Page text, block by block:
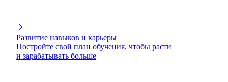
Развитие навыков и карьеры
Постройте свой план обучения, чтобы расти
и зарабатывать больше